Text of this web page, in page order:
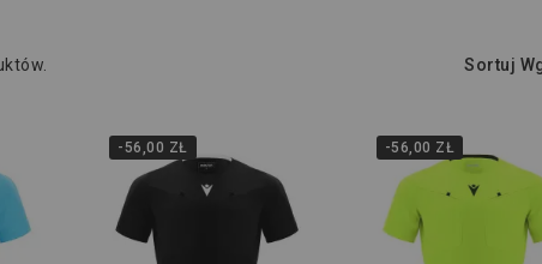
Sortuj
-56,00 ZŁ -56,00 ZŁ